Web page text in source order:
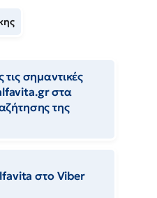
σημαντικές
στα
της
στο Viber